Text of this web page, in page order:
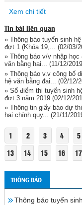
Xem chi tiết
Tin bài liên quan
» Thông báo tuyển sinh
đợt 1 (Khóa 19,...
(02/03/
» Thông báo v/v nhập
văn bằng hai... (11/12/
» Thông báo v.v công bố
hệ văn bằng đại...
(02/12/
» Sổ điểm thi tuyển sinh
đợt 3 năm 2019 (02/12/
» Thông tin giấy báo dự
hai chính quy... (21/11/
1 2 3 4 5
13
14 15 16 17
THÔNG BÁO
Thông báo tuyển